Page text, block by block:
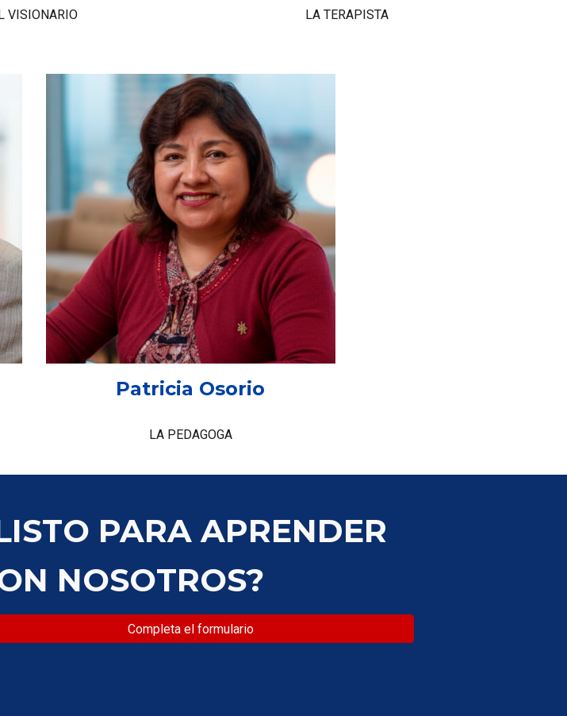
VISIONARIO LA TERAPISTA
Patricia Osorio
LA PEDAGOGA
PARA APRENDER
NOSOTROS?
Completa el formulario